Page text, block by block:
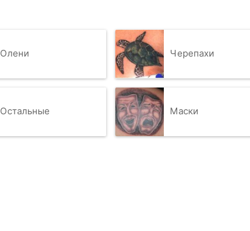
Олени Черепахи
Остальные Маски